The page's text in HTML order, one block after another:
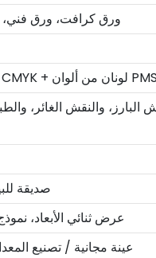
ورق كرافت، ورق
CMYK، CMYK + لون واحد من ألوان PMS، CMYK + لونان من ألوان PMS
والنقش الغائر،
صديقة
عرض ثنائي الأبعاد،
عينة مجانية / تصنيع